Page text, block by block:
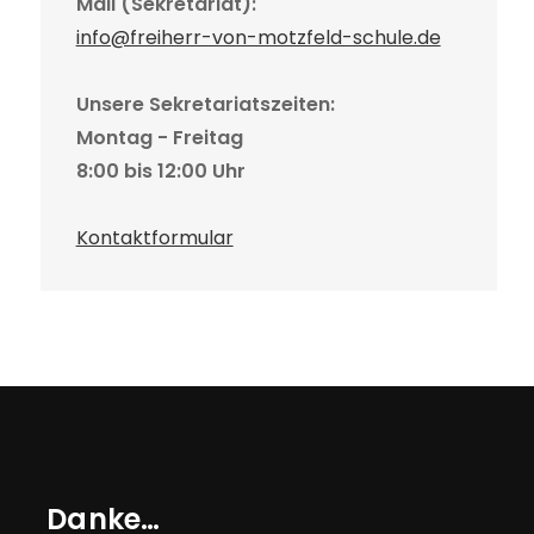
info@freiherr-von-motzfeld-schule.de
Unsere Sekretariatszeiten:
Montag - Freitag
8:00 bis 12:00 Uhr
Kontaktformular
Danke…